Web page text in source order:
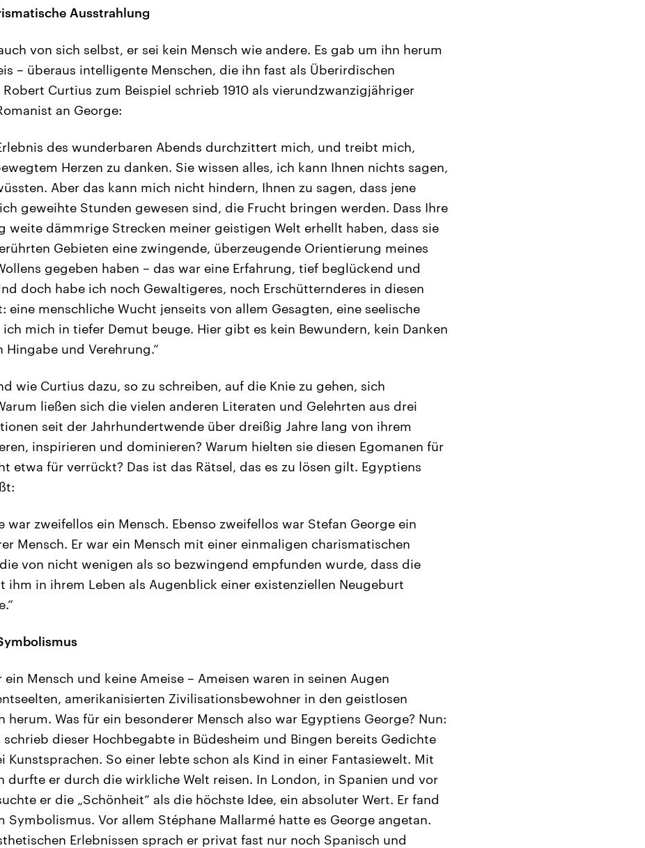
Ausstrahlung
von sich selbst, er sei kein Mensch wie andere. Es gab um ihn herum
– überaus intelligente Menschen, die ihn fast als Überirdischen
Curtius zum Beispiel schrieb 1910 als vierundzwanzigjähriger
an George:
des wunderbaren Abends durchzittert mich, und treibt mich,
Herzen zu danken. Sie wissen alles, ich kann Ihnen nichts sagen,
Aber das kann mich nicht hindern, Ihnen zu sagen, dass jene
geweihte Stunden gewesen sind, die Frucht bringen werden. Dass Ihre
weite dämmrige Strecken meiner geistigen Welt erhellt haben, dass sie
Gebieten eine zwingende, überzeugende Orientierung meines
gegeben haben – das war eine Erfahrung, tief beglückend und
doch habe ich noch Gewaltigeres, noch Erschütternderes in diesen
eine menschliche Wucht jenseits von allem Gesagten, eine seelische
mich in tiefer Demut beuge. Hier gibt es kein Bewundern, kein Danken
Hingabe und Verehrung.“
wie Curtius dazu, so zu schreiben, auf die Knie zu gehen, sich
ließen sich die vielen anderen Literaten und Gelehrten aus drei
seit der Jahrhundertwende über dreißig Jahre lang von ihrem
inspirieren und dominieren? Warum hielten sie diesen Egomanen für
etwa für verrückt? Das ist das Rätsel, das es zu lösen gilt. Egyptiens
war zweifellos ein Mensch. Ebenso zweifellos war Stefan George ein
Mensch. Er war ein Mensch mit einer einmaligen charismatischen
von nicht wenigen als so bezwingend empfunden wurde, dass die
ihm in ihrem Leben als Augenblick einer existenziellen Neugeburt
ein Mensch und keine Ameise – Ameisen waren in seinen Augen
amerikanisierten Zivilisationsbewohner in den geistlosen
herum. Was für ein besonderer Mensch also war Egyptiens George? Nun:
schrieb dieser Hochbegabte in Büdesheim und Bingen bereits Gedichte
Kunstsprachen. So einer lebte schon als Kind in einer Fantasiewelt. Mit
durfte er durch die wirkliche Welt reisen. In London, in Spanien und vor
er die „Schönheit“ als die höchste Idee, ein absoluter Wert. Er fand
Symbolismus. Vor allem Stéphane Mallarmé hatte es George angetan.
Erlebnissen sprach er privat fast nur noch Spanisch und